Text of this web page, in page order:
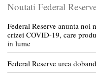
Noutati Federal
Federal Reserve anunta noi
crizei COVID-19, care
in lume
Federal Reserve urca